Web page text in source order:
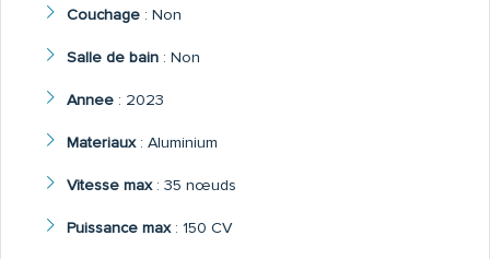
Couchage: Non
Salle de bain: Non
Annee: 2023
Materiaux: Aluminium
Vitesse max: 35 nœuds
Puissance max: 150 CV